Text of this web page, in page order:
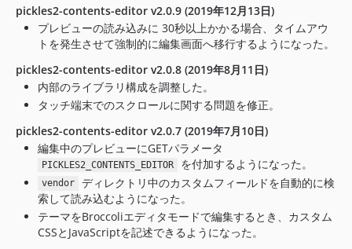
pickles2-contents-editor v2.0.9 (2019年12月13日)
プレビューの読み込みに 30秒以上かかる場合、タイムアウ
トを発生させて強制的に編集画面へ移行するようになった。
pickles2-contents-editor v2.0.8 (2019年8月11日)
内部のライブラリ構成を調整した。
タッチ端末でのスクロールに関する問題を修正。
pickles2-contents-editor v2.0.7 (2019年7月10日)
編集中のプレビューにGETパラメータ
PICKLES2_CONTENTS_EDITOR を付加するようになった。
vendor
ディレクトリ中のカスタムフィールドを自動的に検
索して読み込むようになった。
テーマをBroccoliエディタモードで編集するとき、カスタム
CSSとJavaScriptを記述できるようになった。